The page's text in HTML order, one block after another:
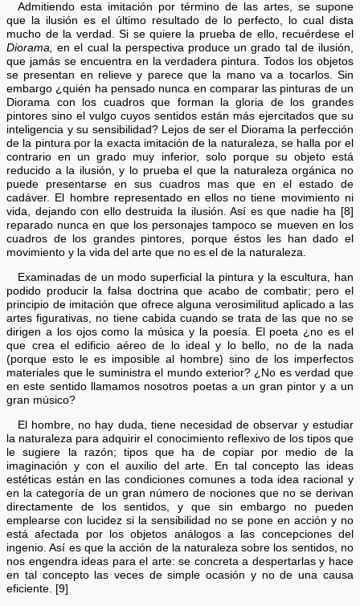
Admitiendo esta imitación por término de las artes, se supone
que la ilusión es el último resultado de lo perfecto, lo cual dista
mucho de la verdad. Si se quiere la prueba de ello, recuérdese el
Diorama, en el cual la perspectiva produce un grado tal de ilusión,
que jamás se encuentra en la verdadera pintura. Todos los objetos
se presentan en relieve y parece que la mano va a tocarlos. Sin
embargo ¿quién ha pensado nunca en comparar las pinturas de un
Diorama con los cuadros que forman la gloria de los grandes
pintores sino el vulgo cuyos sentidos están más ejercitados que su
inteligencia y su sensibilidad? Lejos de ser el Diorama la perfección
de la pintura por la exacta imitación de la naturaleza, se halla por el
contrario en un grado muy inferior, solo porque su objeto está
reducido a la ilusión, y lo prueba el que la naturaleza orgánica no
puede presentarse en sus cuadros mas que en el estado de
cadáver. El hombre representado en ellos no tiene movimiento ni
vida, dejando con ello destruida la ilusión. Así es que nadie ha [8]
reparado nunca en que los personajes tampoco se mueven en los
cuadros de los grandes pintores, porque éstos les han dado el
movimiento y la vida del arte que no es el de la naturaleza.
Examinadas de un modo superficial la pintura y la escultura, han
podido producir la falsa doctrina que acabo de combatir; pero el
principio de imitación que ofrece alguna verosimilitud aplicado a las
artes figurativas, no tiene cabida cuando se trata de las que no se
dirigen a los ojos como la música y la poesía. El poeta ¿no es el
que crea el edificio aéreo de lo ideal y lo bello, no de la nada
(porque esto le es imposible al hombre) sino de los imperfectos
materiales que le suministra el mundo exterior? ¿No es verdad que
en este sentido llamamos nosotros poetas a un gran pintor y a un
gran músico?
El hombre, no hay duda, tiene necesidad de observar y estudiar
la naturaleza para adquirir el conocimiento reflexivo de los tipos que
le sugiere la razón; tipos que ha de copiar por medio de la
imaginación y con el auxilio del arte. En tal concepto las ideas
estéticas están en las condiciones comunes a toda idea racional y
en la categoría de un gran número de nociones que no se derivan
directamente de los sentidos, y que sin embargo no pueden
emplearse con lucidez si la sensibilidad no se pone en acción y no
está afectada por los objetos análogos a las concepciones del
ingenio. Así es que la acción de la naturaleza sobre los sentidos, no
nos engendra ideas para el arte: se concreta a despertarlas y hace
en tal concepto las veces de simple ocasión y no de una causa
eficiente. [9]